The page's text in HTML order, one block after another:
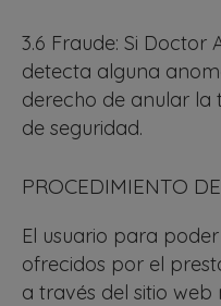
3.6 Fraude: Si Doctor
detecta alguna
derecho de anular
de seguridad.
PROCEDIMIENTO
El usuario para
ofrecidos por el
a través del sitio